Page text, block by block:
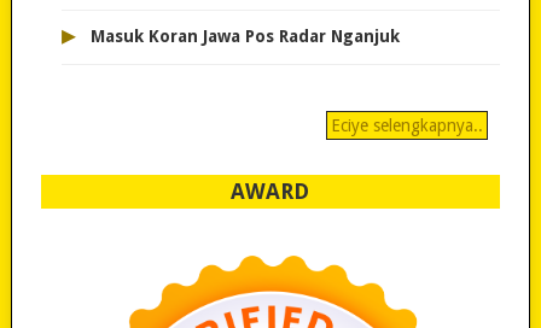
▸ Masuk Koran Jawa Pos Radar Nganjuk
Eciye selengkapnya..
AWARD